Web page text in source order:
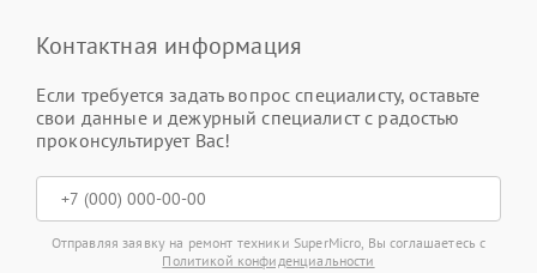
Контактная информация
Если требуется задать вопрос специалисту, оставьте
свои данные и дежурный специалист с радостью
проконсультирует Вас!
Отправляя заявку на ремонт техники SuperMicro, Вы соглашаетесь с
Политикой конфиденциальности